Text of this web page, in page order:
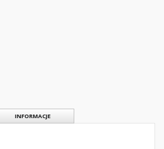
INFORMACJE